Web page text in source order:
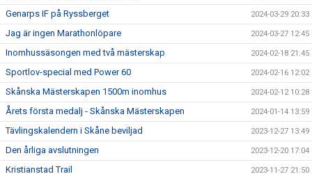
Genarps IF på Ryssberget 2024-03-29 20:33
Jag är ingen Marathonlöpare 2024-03-27 12:45
Inomhussäsongen med två mästerskap 2024-02-18 21:45
Sportlov-special med Power 60 2024-02-16 12:02
Skånska Mästerskapen 1500m inomhus 2024-02-12 10:28
Årets första medalj - Skånska Mästerskapen 2024-01-14 13:59
Tävlingskalendern i Skåne beviljad 2023-12-27 13:49
Den årliga avslutningen 2023-12-20 17:04
Kristianstad Trail 2023-11-27 21:50